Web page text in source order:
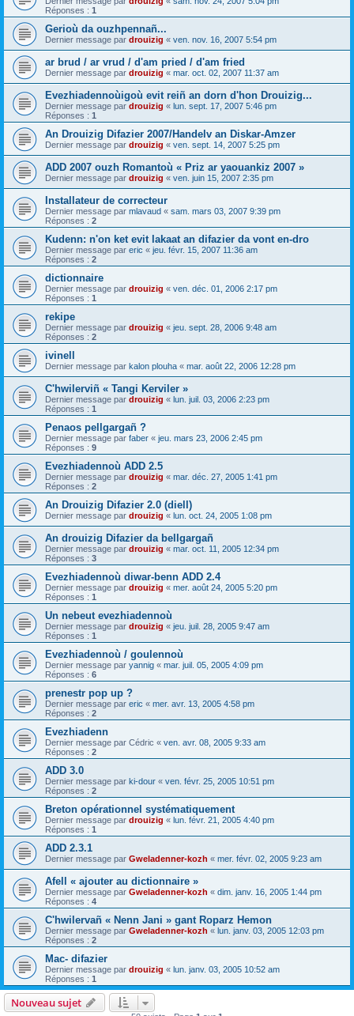
Réponses : 1
Gerioù da ouzhpennañ...
Dernier message par drouizig « ven. nov. 16, 2007 5:54 pm
ar brud / ar vrud / d'am pried / d'am fried
Dernier message par drouizig « mar. oct. 02, 2007 11:37 am
Evezhiadennoùigoù evit reiñ an dorn d'hon Drouizig...
Dernier message par drouizig « lun. sept. 17, 2007 5:46 pm
Réponses : 1
An Drouizig Difazier 2007/Handelv an Diskar-Amzer
Dernier message par drouizig « ven. sept. 14, 2007 5:25 pm
ADD 2007 ouzh Romantoù « Priz ar yaouankiz 2007 »
Dernier message par drouizig « ven. juin 15, 2007 2:35 pm
Installateur de correcteur
Dernier message par mlavaud « sam. mars 03, 2007 9:39 pm
Réponses : 2
Kudenn: n'on ket evit lakaat an difazier da vont en-dro
Dernier message par eric « jeu. févr. 15, 2007 11:36 am
Réponses : 2
dictionnaire
Dernier message par drouizig « ven. déc. 01, 2006 2:17 pm
Réponses : 1
rekipe
Dernier message par drouizig « jeu. sept. 28, 2006 9:48 am
Réponses : 2
ivinell
Dernier message par kalon plouha « mar. août 22, 2006 12:28 pm
C'hwilerviñ « Tangi Kerviler »
Dernier message par drouizig « lun. juil. 03, 2006 2:23 pm
Réponses : 1
Penaos pellgargañ ?
Dernier message par faber « jeu. mars 23, 2006 2:45 pm
Réponses : 9
Evezhiadennoù ADD 2.5
Dernier message par drouizig « mar. déc. 27, 2005 1:41 pm
Réponses : 2
An Drouizig Difazier 2.0 (diell)
Dernier message par drouizig « lun. oct. 24, 2005 1:08 pm
An drouizig Difazier da bellgargañ
Dernier message par drouizig « mar. oct. 11, 2005 12:34 pm
Réponses : 3
Evezhiadennoù diwar-benn ADD 2.4
Dernier message par drouizig « mer. août 24, 2005 5:20 pm
Réponses : 1
Un nebeut evezhiadennoù
Dernier message par drouizig « jeu. juil. 28, 2005 9:47 am
Réponses : 1
Evezhiadennoù / goulennoù
Dernier message par yannig « mar. juil. 05, 2005 4:09 pm
Réponses : 6
prenestr pop up ?
Dernier message par eric « mer. avr. 13, 2005 4:58 pm
Réponses : 2
Evezhiadenn
Dernier message par Cédric « ven. avr. 08, 2005 9:33 am
Réponses : 2
ADD 3.0
Dernier message par ki-dour « ven. févr. 25, 2005 10:51 pm
Réponses : 2
Breton opérationnel systématiquement
Dernier message par drouizig « lun. févr. 21, 2005 4:40 pm
Réponses : 1
ADD 2.3.1
Dernier message par Gweladenner-kozh « mer. févr. 02, 2005 9:23 am
Afell « ajouter au dictionnaire »
Dernier message par Gweladenner-kozh « dim. janv. 16, 2005 1:44 pm
Réponses : 4
C'hwilervañ « Nenn Jani » gant Roparz Hemon
Dernier message par Gweladenner-kozh « lun. janv. 03, 2005 12:03 pm
Réponses : 2
Mac- difazier
Dernier message par drouizig « lun. janv. 03, 2005 10:52 am
Réponses : 1
Nouveau sujet